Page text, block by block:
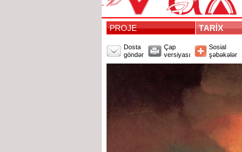
PROJE TARİX
Dosta
göndər
Çap
versiyası
Sosial
şəbəkələr